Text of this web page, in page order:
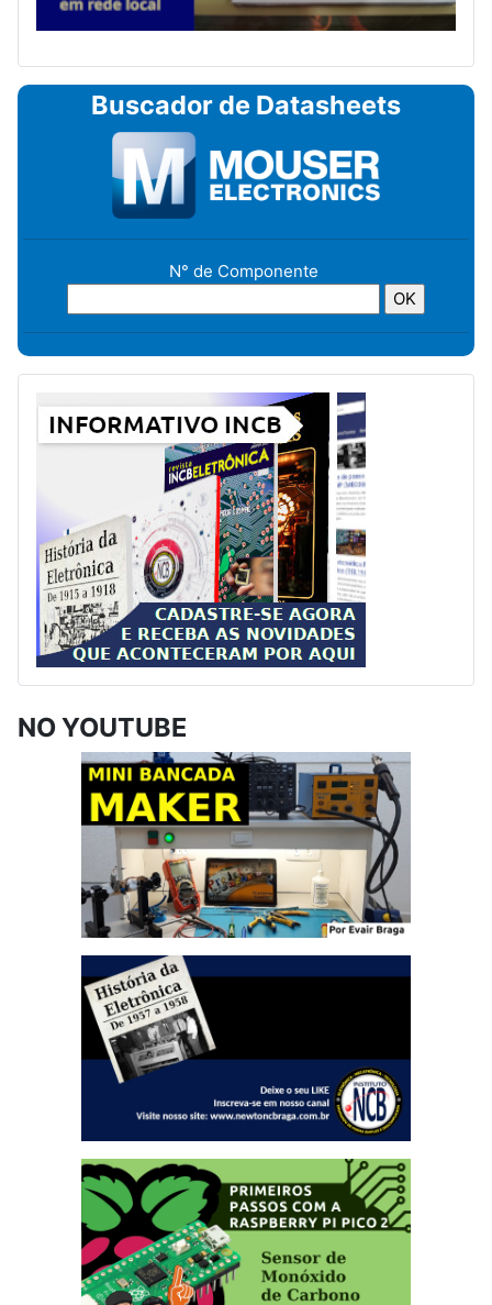
Buscador de Datasheets
N° de Componente
NO YOUTUBE